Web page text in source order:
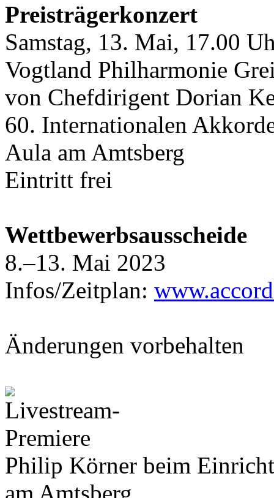
Preisträgerkonzert
Samstag, 13. Mai, 17.00
Vogtland Philharmonie
von Chefdirigent Dorian
60. Internationalen
Aula am Amtsberg
Eintritt frei
Wettbewerbsausscheide
8.–13. Mai 2023
Infos/Zeitplan:
Änderungen vorbehalten
Philip Körner beim
am Amtsberg